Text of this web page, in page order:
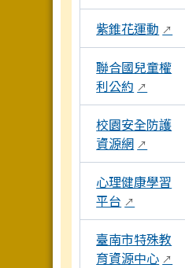
紫錐花運動 ↗
聯合國兒童權
利公約 ↗
校園安全防護
資源網 ↗
心理健康學習
平台 ↗
臺南市特殊教
育資源中心 ↗